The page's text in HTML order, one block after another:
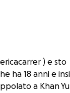
) e sto
ha 18 anni e
a Khan